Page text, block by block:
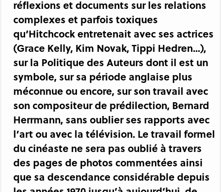
réflexions et documents sur les relations
complexes et parfois toxiques
qu’Hitchcock entretenait avec ses actrices
(Grace Kelly, Kim Novak, Tippi Hedren…),
sur la Politique des Auteurs dont il est un
symbole, sur sa période anglaise plus
méconnue ou encore, sur son travail avec
son compositeur de prédilection, Bernard
Herrmann, sans oublier ses rapports avec
l’art ou avec la télévision. Le travail formel
du cinéaste ne sera pas oublié à travers
des pages de photos commentées ainsi
que sa descendance considérable depuis